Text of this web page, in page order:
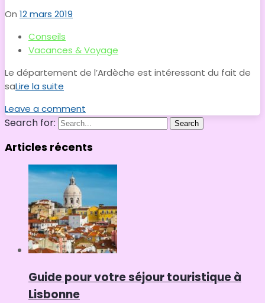
On 12 mars 2019
Conseils
Vacances & Voyage
Le département de l’Ardèche est intéressant du fait de
saLire la suite
Leave a comment
Search for: Search
Articles récents
Guide pour votre séjour touristique à
Lisbonne